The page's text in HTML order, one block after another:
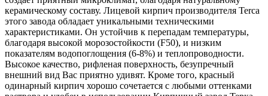
керамическому составу. Лицевой кирпич производителя Terca
этого завода обладает уникальными техническими
характеристиками. Он устойчив к перепадам температуры,
благодаря высокой морозостойкости (F50), и низким
показателям водопоглощения (6-8%) и теплопроводности.
Высокое качество, рифленая поверхность, безупречный
внешний вид Вас приятно удивят. Кроме того, красный
одинарный кирпич хорошо сочетается с любыми оттенками